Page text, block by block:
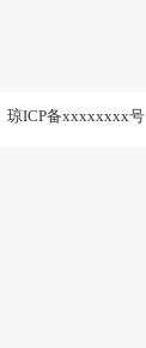
琼ICP备xxxxxxxx号